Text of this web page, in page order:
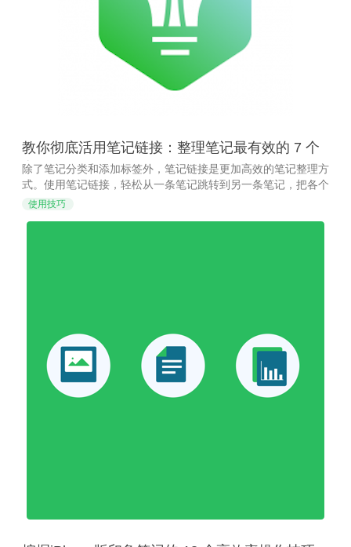
教你彻底活用笔记链接：整理笔记最有效的 7 个
案例
除了笔记分类和添加标签外，笔记链接是更加高效的笔记整理方
式。使用笔记链接，轻松从一条笔记跳转到另一条笔记，把各个
笔记“串”起来！
使用技巧